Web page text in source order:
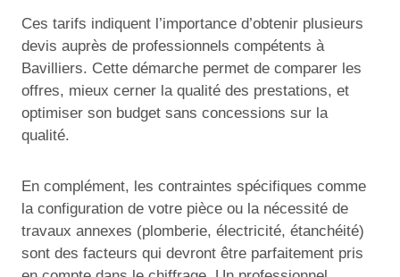
Ces tarifs indiquent l’importance d’obtenir plusieurs
devis auprès de professionnels compétents à
Bavilliers. Cette démarche permet de comparer les
offres, mieux cerner la qualité des prestations, et
optimiser son budget sans concessions sur la
qualité.
En complément, les contraintes spécifiques comme
la configuration de votre pièce ou la nécessité de
travaux annexes (plomberie, électricité, étanchéité)
sont des facteurs qui devront être parfaitement pris